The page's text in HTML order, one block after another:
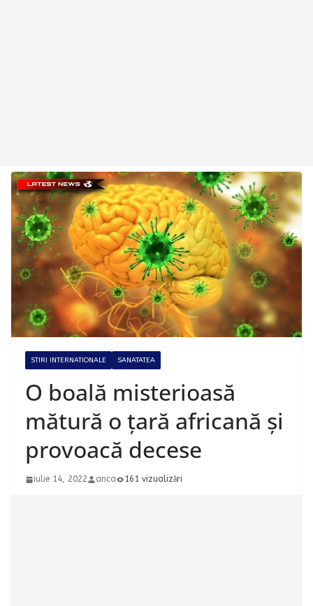
STIRI INTERNATIONALE SANATATEA
O boală misterioasă
mătură o țară africană și
provoacă decese
iulie 14, 2022 anca 161 vizualizări